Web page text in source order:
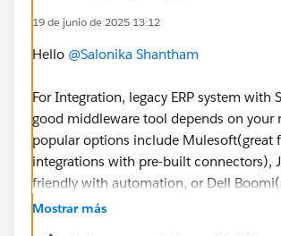
19 de junio de 2025 13:12
Hello @Salonika Shantham
For Integration, legacy ERP system with
good middleware tool depends on your
popular options include Mulesoft(great
integrations with pre-built connectors),
friendly with automation, or Dell
flows). Pick one based on your data
Mostrar más